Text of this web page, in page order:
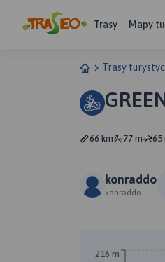
Trasy Mapy
Trasy
66 km 77 m 65
konraddo
konraddo
216 m